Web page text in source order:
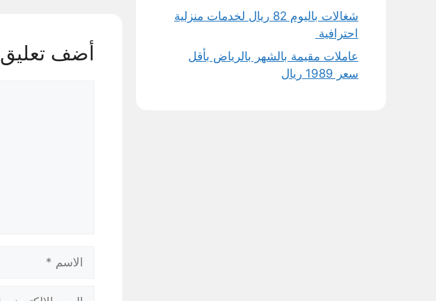
أضف تعليق
الاسم
البريد
شغالات باليوم 82 ريال لخدمات منزلية
احترافية
عاملات مقيمة بالشهر بالرياض بأقل
سعر 1989 ريال